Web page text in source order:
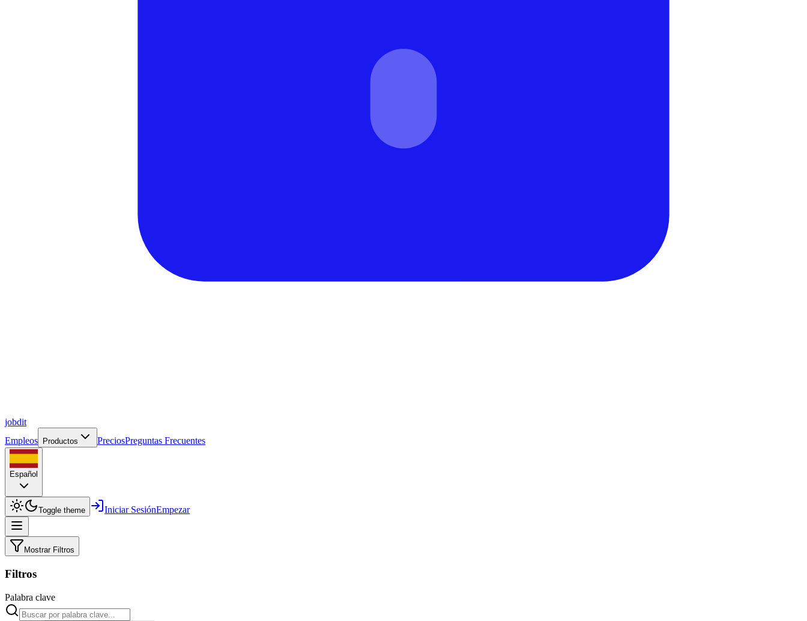
jobdit
Empleos
Productos PreciosPreguntas Frecuentes
Español
Toggle theme Iniciar SesiónEmpezar
Mostrar Filtros
Filtros
Palabra clave